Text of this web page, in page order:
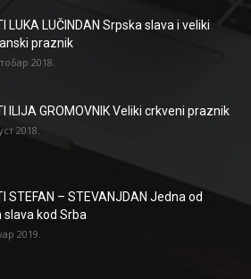
LUKA LUČINDAN Srpska slava i veliki
praznik
2018.
ILIJA GROMOVNIK Veliki crkveni praznik
2018.
STEFAN – STEVANJDAN Jedna od
slava kod Srba
2019.